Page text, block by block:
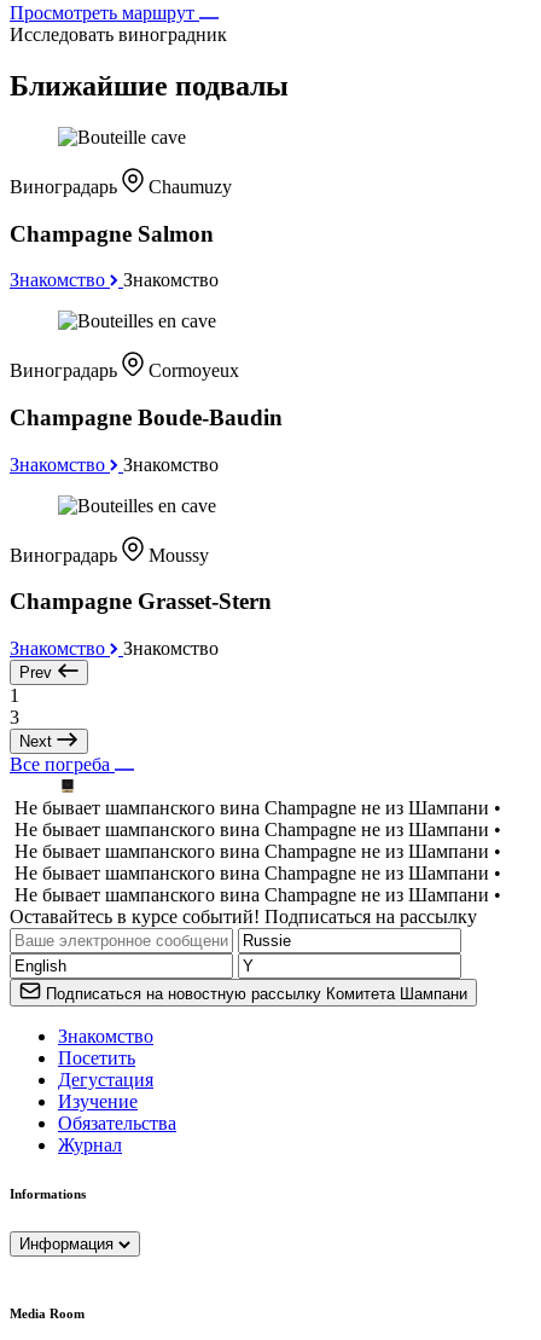
Просмотреть маршрут
Исследовать виноградник
Ближайшие подвалы
Виноградарь Chaumuzy
Champagne Salmon
Знакомство Знакомство
Виноградарь Cormoyeux
Champagne Boude-Baudin
Знакомство Знакомство
Виноградарь Moussy
Champagne Grasset-Stern
Знакомство Знакомство
Prev
1
3
Next
Все погреба
Не бывает шампанского вина Champagne не из Шампани •
Не бывает шампанского вина Champagne не из Шампани •
Не бывает шампанского вина Champagne не из Шампани •
Не бывает шампанского вина Champagne не из Шампани •
Не бывает шампанского вина Champagne не из Шампани •
Оставайтесь в курсе событий! Подписаться на рассылку
Подписаться на новостную рассылку Комитета Шампани
Знакомство
Посетить
Дегустация
Изучение
Обязательства
Журнал
Informations
Информация
Media Room